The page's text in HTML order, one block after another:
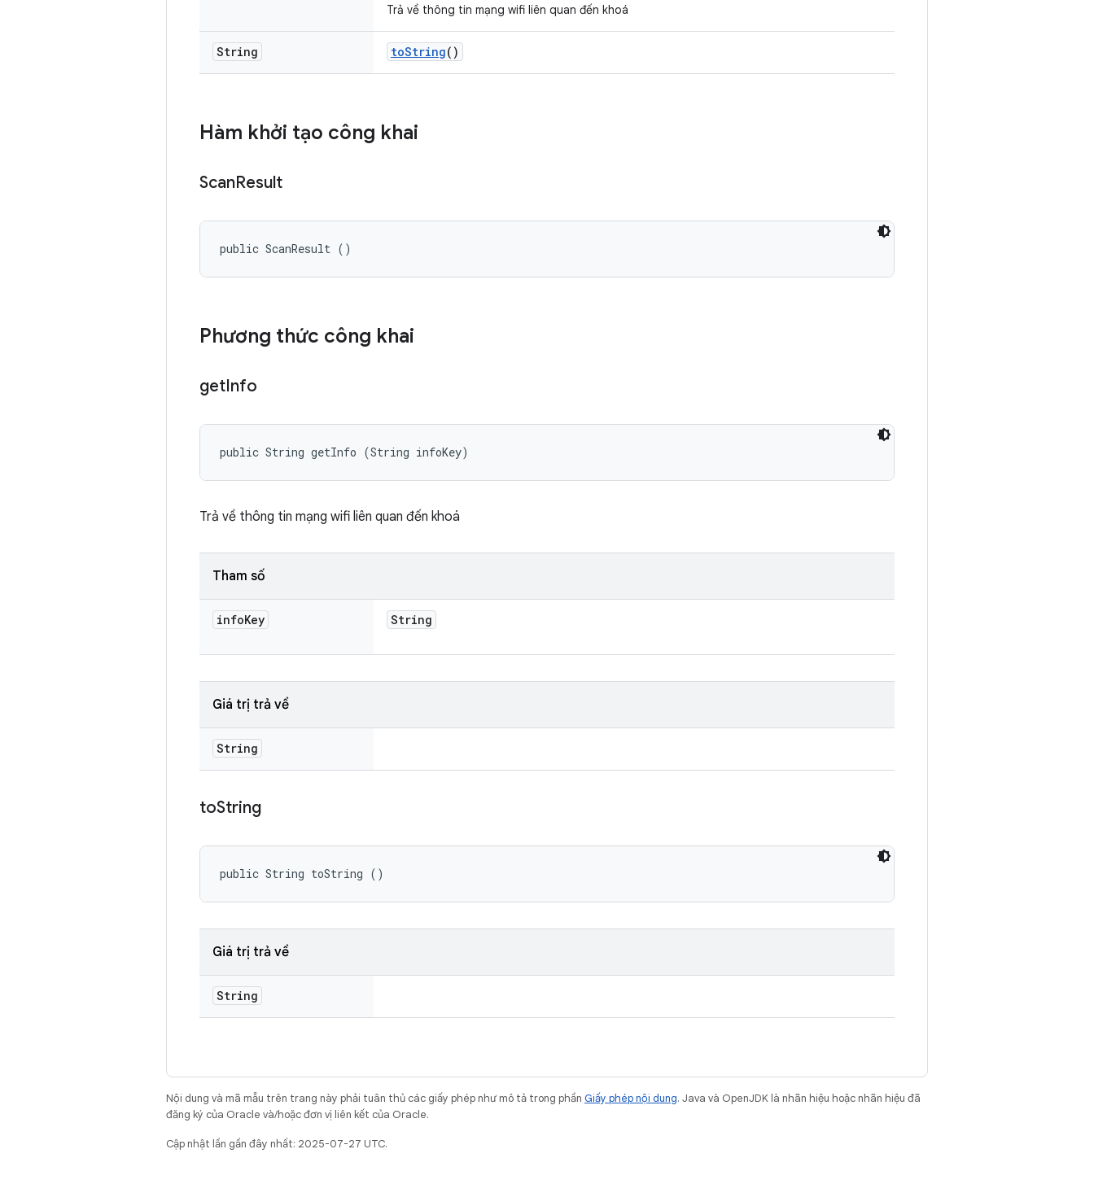
Trả về thông tin mạng wifi liên quan đến khoá
String toString()
Hàm khởi tạo công khai
ScanResult
public ScanResult ()
Phương thức công khai
getInfo
public String getInfo (String infoKey)
Trả về thông tin mạng wifi liên quan đến khoá
Tham số
infoKey String
Giá trị trả về
String
toString
public String toString ()
Giá trị trả về
String
Nội dung và mã mẫu trên trang này phải tuân thủ các giấy phép như mô tả trong phần Giấy phép nội dung. Java và OpenJDK là nhãn hiệu hoặc nhãn hiệu đã
đăng ký của Oracle và/hoặc đơn vị liên kết của Oracle.
Cập nhật lần gần đây nhất: 2025-07-27 UTC.